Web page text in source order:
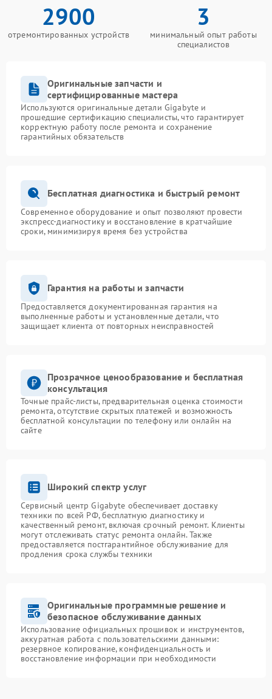
2900
отремонтированных устройств
3
минимальный опыт работы
специалистов
Оригинальные запчасти и
сертифицированные мастера
Используются оригинальные детали Gigabyte и
прошедшие сертификацию специалисты, что гарантирует
корректную работу после ремонта и сохранение
гарантийных обязательств
Бесплатная диагностика и быстрый ремонт
Современное оборудование и опыт позволяют провести
экспресс-диагностику и восстановление в кратчайшие
сроки, минимизируя время без устройства
Гарантия на работы и запчасти
Предоставляется документированная гарантия на
выполненные работы и установленные детали, что
защищает клиента от повторных неисправностей
Прозрачное ценообразование и бесплатная
консультация
Точные прайс-листы, предварительная оценка стоимости
ремонта, отсутствие скрытых платежей и возможность
бесплатной консультации по телефону или онлайн на
сайте
Широкий спектр услуг
Сервисный центр Gigabyte обеспечивает доставку
техники по всей РФ, бесплатную диагностику и
качественный ремонт, включая срочный ремонт. Клиенты
могут отслеживать статус ремонта онлайн. Также
предоставляется постгарантийное обслуживание для
продления срока службы техники
Оригинальные программные решение и
безопасное обслуживание данных
Использование официальных прошивок и инструментов,
аккуратная работа с пользовательскими данными:
резервное копирование, конфиденциальность и
восстановление информации при необходимости